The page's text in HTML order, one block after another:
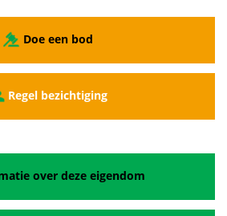
Doe een bod
Regel bezichtiging
over deze eigendom